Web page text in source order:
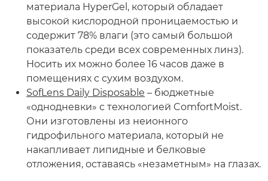
материала HyperGel, который обладает
высокой кислородной проницаемостью и
содержит 78% влаги (это самый большой
показатель среди всех современных линз).
Носить их можно более 16 часов даже в
помещениях с сухим воздухом.
SofLens Daily Disposable – бюджетные
«однодневки» с технологией ComfortMoist.
Они изготовлены из неионного
гидрофильного материала, который не
накапливает липидные и белковые
отложения, оставаясь «незаметным» на глазах.